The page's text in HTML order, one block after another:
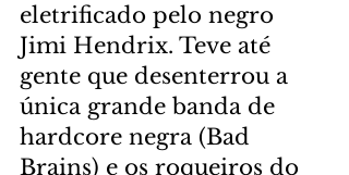
eletrificado pelo negro
Jimi Hendrix. Teve até
gente que desenterrou a
única grande banda de
hardcore negra (Bad
Brains) e os roqueiros do